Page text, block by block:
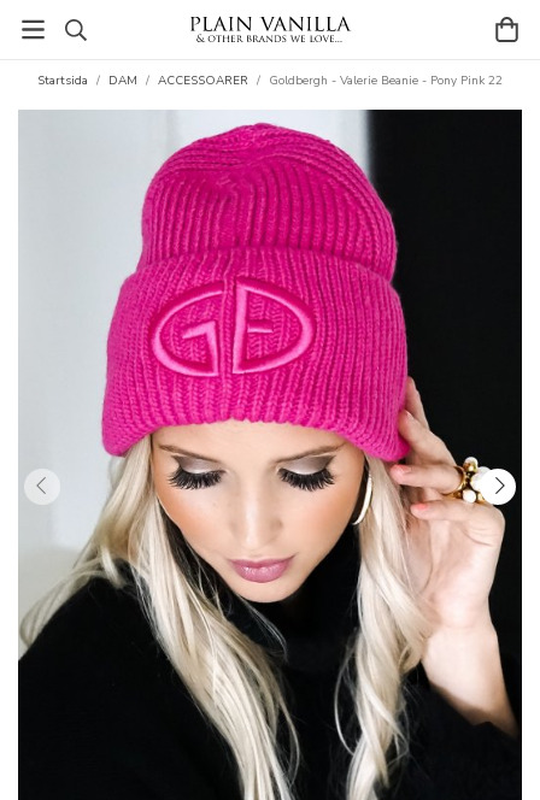
Startsida / DAM / ACCESSOARER / Goldbergh - Valerie Beanie - Pony Pink 22